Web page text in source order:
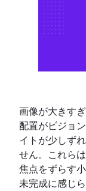
画像が大きす
配置がビジョ
イトが少しず
せん。これら
焦点をずらす
未完成に感じ